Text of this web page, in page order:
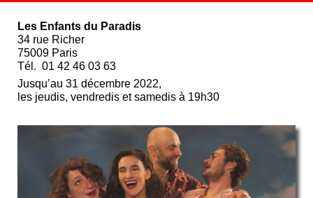
Les Enfants du Paradis
34 rue Richer
75009 Paris
Tél. 01 42 46 03 63
Jusqu’au 31 décembre 2022,
les jeudis, vendredis et samedis à 19h30